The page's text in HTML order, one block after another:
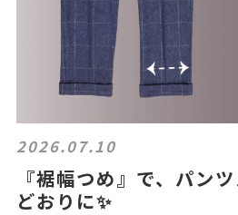
2026.07.10
『裾幅つめ』で、パン
どおりに✨